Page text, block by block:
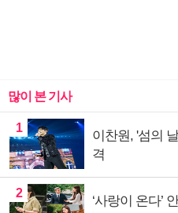
많이 본 기사
1
이찬원, '섬의
격
2
‘사랑이 온다’